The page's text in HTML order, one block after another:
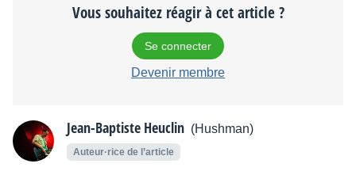
Vous souhaitez réagir à cet article ?
Se connecter
Devenir membre
Jean-Baptiste Heuclin (Hushman)
Auteur·rice de l’article